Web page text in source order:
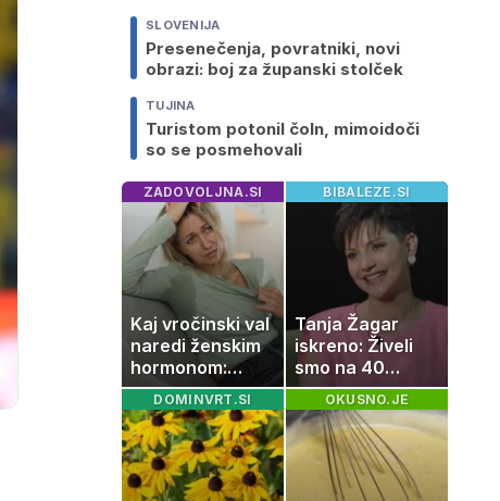
SLOVENIJA
Presenečenja, povratniki, novi
obrazi: boj za županski stolček
TUJINA
Turistom potonil čoln, mimoidoči
so se posmehovali
ZADOVOLJNA.SI
Kaj vročinski val
naredi ženskim
hormonom:
zakaj se poleti
počutimo
drugače?
BIBALEZE.SI
Tanja Žagar
iskreno: Živeli
smo na 40
kvadratih, a
imela sem vse,
kar otrok
potrebuje
DOMINVRT.SI OKUSNO.JE